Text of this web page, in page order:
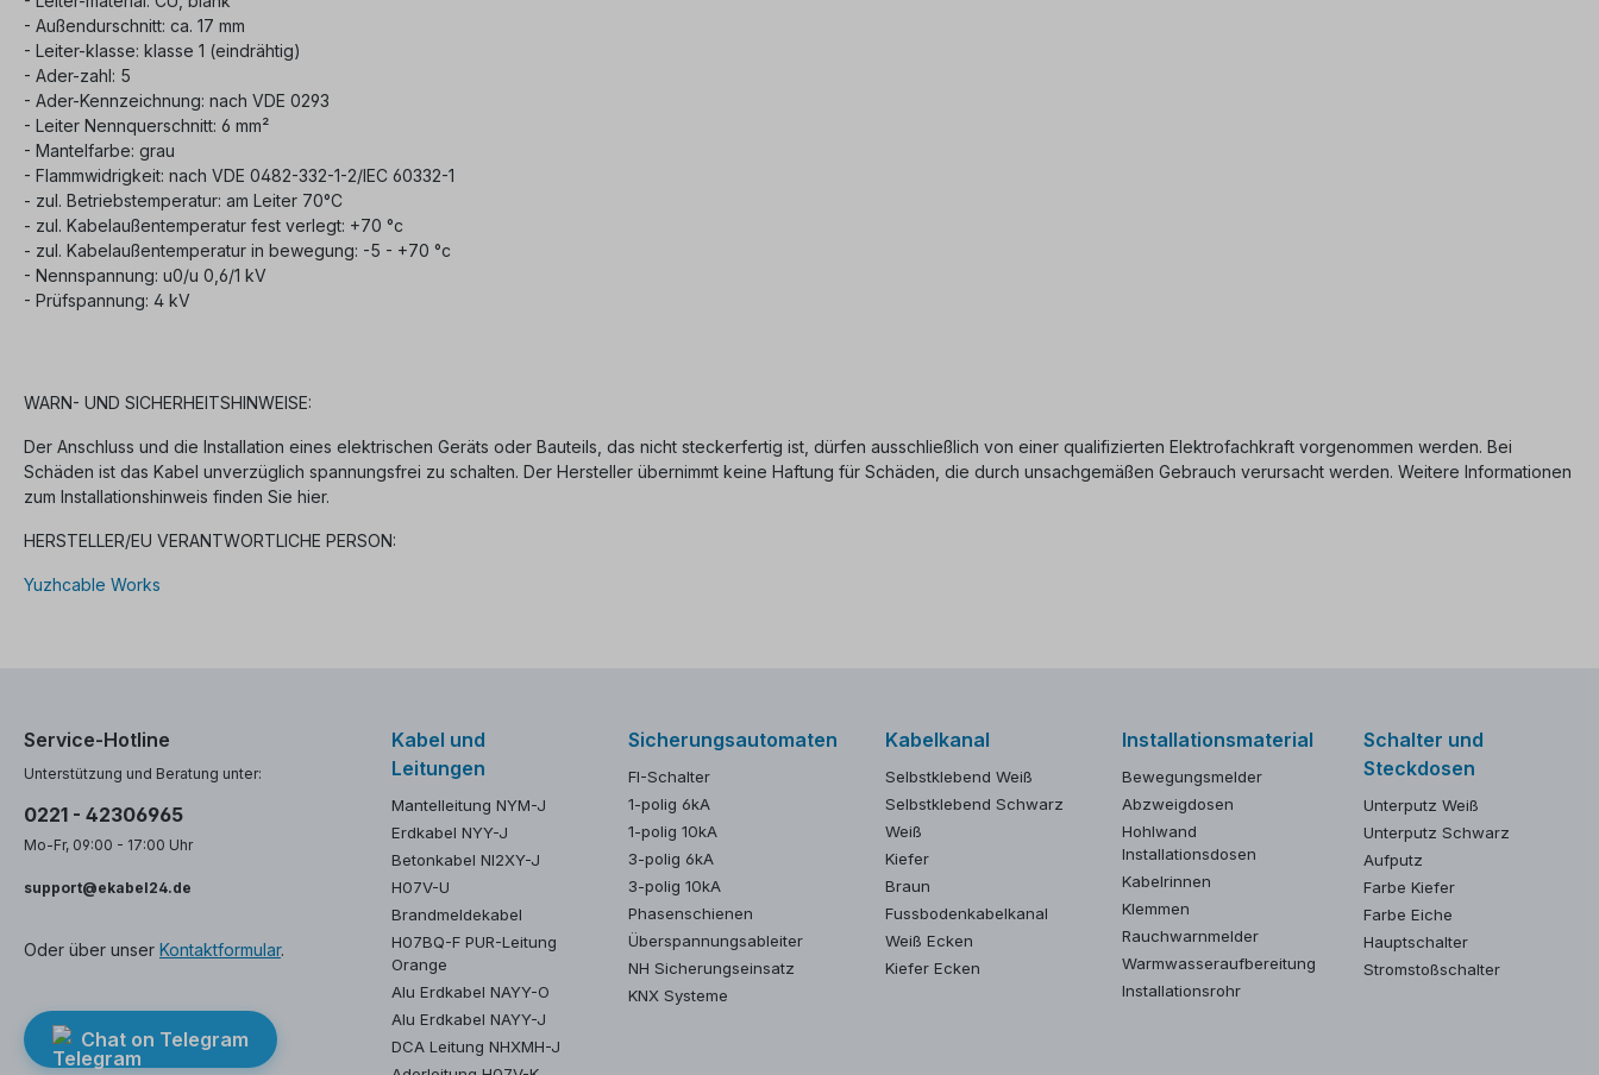
- Außendurschnitt: ca. 17 mm
- Leiter-klasse: klasse 1 (eindrähtig)
- Ader-zahl: 5
- Ader-Kennzeichnung: nach VDE 0293
- Leiter Nennquerschnitt: 6 mm²
- Mantelfarbe: grau
- Flammwidrigkeit: nach VDE 0482-332-1-2/IEC 60332-1
- zul. Betriebstemperatur: am Leiter 70°C
- zul. Kabelaußentemperatur fest verlegt: +70 °c
- zul. Kabelaußentemperatur in bewegung: -5 - +70 °c
- Nennspannung: u0/u 0,6/1 kV
- Prüfspannung: 4 kV
WARN- UND SICHERHEITSHINWEISE:
Der Anschluss und die Installation eines elektrischen Geräts oder Bauteils, das nicht steckerfertig ist, dürfen ausschließlich von einer qualifizierten Elektrofachkraft vorgenommen werden. Bei
Schäden ist das Kabel unverzüglich spannungsfrei zu schalten. Der Hersteller übernimmt keine Haftung für Schäden, die durch unsachgemäßen Gebrauch verursacht werden. Weitere Informationen
zum Installationshinweis finden Sie hier.
HERSTELLER/EU VERANTWORTLICHE PERSON:
Yuzhcable Works
Service-Hotline
Unterstützung und Beratung unter:
0221 - 42306965
Mo-Fr, 09:00 - 17:00 Uhr
support@ekabel24.de
Oder über unser Kontaktformular.
Chat on Telegram
Kabel und
Leitungen
Mantelleitung NYM-J
Erdkabel NYY-J
Betonkabel NI2XY-J
H07V-U
Brandmeldekabel
H07BQ-F PUR-Leitung
Orange
Alu Erdkabel NAYY-O
Alu Erdkabel NAYY-J
DCA Leitung NHXMH-J
Sicherungsautomaten
FI-Schalter
1-polig 6kA
1-polig 10kA
3-polig 6kA
3-polig 10kA
Phasenschienen
Überspannungsableiter
NH Sicherungseinsatz
KNX Systeme
Kabelkanal
Selbstklebend Weiß
Selbstklebend Schwarz
Weiß
Kiefer
Braun
Fussbodenkabelkanal
Weiß Ecken
Kiefer Ecken
Installationsmaterial
Bewegungsmelder
Abzweigdosen
Hohlwand
Installationsdosen
Kabelrinnen
Klemmen
Rauchwarnmelder
Warmwasseraufbereitung
Installationsrohr
Schalter und
Steckdosen
Unterputz Weiß
Unterputz Schwarz
Aufputz
Farbe Kiefer
Farbe Eiche
Hauptschalter
Stromstoßschalter